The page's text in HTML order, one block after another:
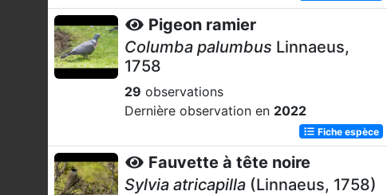
Pigeon ramier
Columba palumbus Linnaeus,
1758
29 observations
Dernière observation en 2022
Fiche espèce
Fauvette à tête noire
Sylvia atricapilla (Linnaeus, 1758)